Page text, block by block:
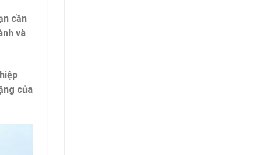
cần
và
của